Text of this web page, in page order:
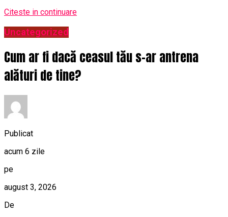
Citeste in continuare
Uncategorized
Cum ar fi dacă ceasul tău s-ar antrena
alături de tine?
Publicat
acum 6 zile
pe
august 3, 2026
De